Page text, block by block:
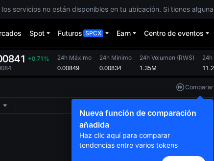
servicios no están disponibles en tu ubicación. Si tienes
Spot Futuros SPCX Earn Centro de eventos
+0.71%
24h Máximo
0.00849
24h Mínimo
0.00834
24h Volumen (RWS)
1.35M
24h
Comparar
Nueva función de comparación
añadida
Haz clic aquí para comparar
tendencias entre varios tokens